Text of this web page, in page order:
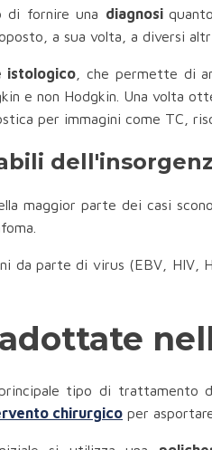
di fornire una diagnosi
a sua volta, a diversi
istologico , che permette di
e non Hodgkin. Una volta
per immagini come TC,
maggior parte dei casi
da parte di virus (EBV, HIV,
tipo di trattamento
chirurgico per